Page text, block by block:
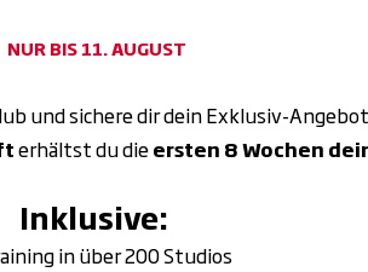
NUR BIS 11. AUGUST
und sichere dir dein Exklusiv-
erhältst du dieersten 8 Wochen
Inklusive:
in über 200 Studios